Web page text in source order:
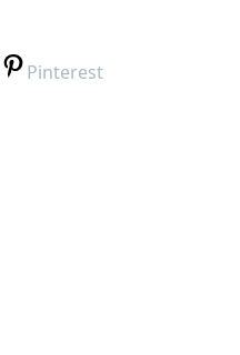
Pinterest